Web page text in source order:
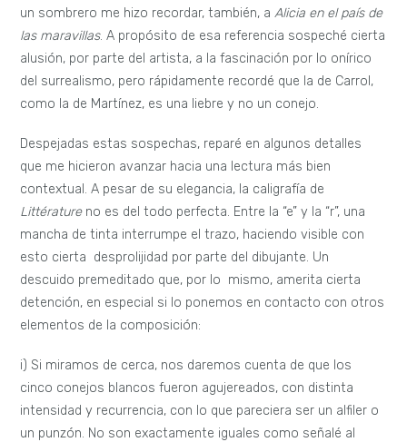
un sombrero me hizo recordar, también, aAlicia en el país de
las maravillas. A propósito de esa referencia sospeché cierta
alusión, por parte del artista, a la fascinación por lo onírico
del surrealismo, pero rápidamente recordé que la de Carrol,
como la de Martínez, es una liebre y no un conejo.
Despejadas estas sospechas, reparé en algunos detalles
que me hicieron avanzar hacia una lectura más bien
contextual. A pesar de su elegancia, la caligrafía de
Littératureno es del todo perfecta. Entre la “e” y la “r”, una
mancha de tinta interrumpe el trazo, haciendo visible con
esto cierta desprolijidad por parte del dibujante. Un
descuido premeditado que, por lo mismo, amerita cierta
detención, en especial si lo ponemos en contacto con otros
elementos de la composición:
i) Si miramos de cerca, nos daremos cuenta de que los
cinco conejos blancos fueron agujereados, con distinta
intensidad y recurrencia, con lo que pareciera ser un alfiler o
un punzón. No son exactamente iguales como señalé al